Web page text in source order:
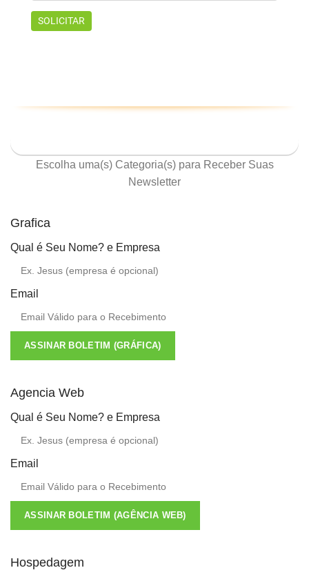
Escolha uma(s) Categoria(s) para Receber Suas
Newsletter
Grafica
Qual é Seu Nome? e Empresa
Email
ASSINAR BOLETIM (GRÁFICA)
Agencia Web
Qual é Seu Nome? e Empresa
Email
ASSINAR BOLETIM (AGÊNCIA WEB)
Hospedagem